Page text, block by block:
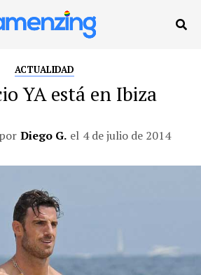
ACTUALIDAD
YA está en Ibiza
Diego G. el 4 de julio de 2014